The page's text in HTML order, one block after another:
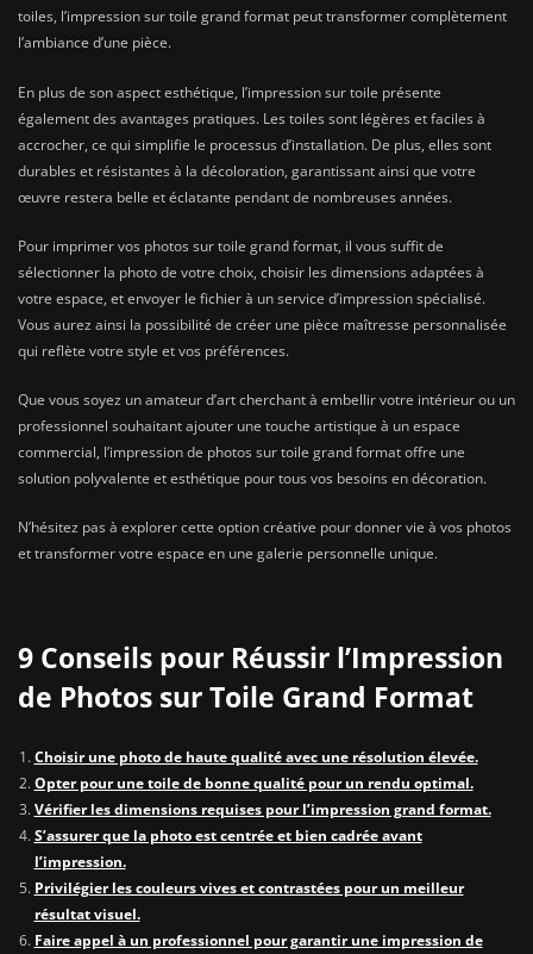
toiles, l’impression sur toile grand format peut transformer complètement
l’ambiance d’une pièce.
En plus de son aspect esthétique, l’impression sur toile présente
également des avantages pratiques. Les toiles sont légères et faciles à
accrocher, ce qui simplifie le processus d’installation. De plus, elles sont
durables et résistantes à la décoloration, garantissant ainsi que votre
œuvre restera belle et éclatante pendant de nombreuses années.
Pour imprimer vos photos sur toile grand format, il vous suffit de
sélectionner la photo de votre choix, choisir les dimensions adaptées à
votre espace, et envoyer le fichier à un service d’impression spécialisé.
Vous aurez ainsi la possibilité de créer une pièce maîtresse personnalisée
qui reflète votre style et vos préférences.
Que vous soyez un amateur d’art cherchant à embellir votre intérieur ou un
professionnel souhaitant ajouter une touche artistique à un espace
commercial, l’impression de photos sur toile grand format offre une
solution polyvalente et esthétique pour tous vos besoins en décoration.
N’hésitez pas à explorer cette option créative pour donner vie à vos photos
et transformer votre espace en une galerie personnelle unique.
9 Conseils pour Réussir l’Impression
de Photos sur Toile Grand Format
Choisir une photo de haute qualité avec une résolution élevée.
Opter pour une toile de bonne qualité pour un rendu optimal.
Vérifier les dimensions requises pour l’impression grand format.
S’assurer que la photo est centrée et bien cadrée avant
l’impression.
Privilégier les couleurs vives et contrastées pour un meilleur
résultat visuel.
Faire appel à un professionnel pour garantir une impression de